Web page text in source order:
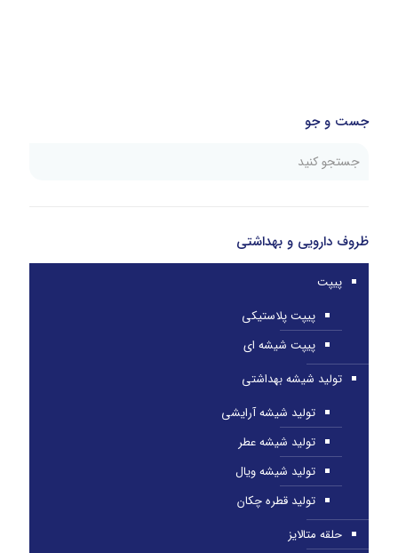
جست و جو
ظروف دارویی و بهداشتی
پیپت
پیپت پلاستیکی
پیپت شیشه ای
تولید شیشه بهداشتی
تولید شیشه آرایشی
تولید شیشه عطر
تولید شیشه ویال
تولید قطره چکان
حلقه متالایز